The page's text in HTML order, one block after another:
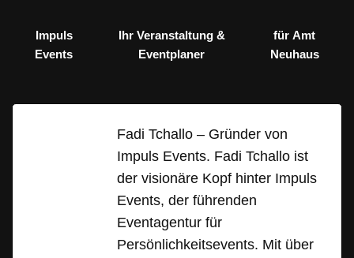
Impuls
Events
Ihr Veranstaltung &
Eventplaner
für Amt
Neuhaus
Fadi Tchallo – Gründer von
Impuls Events. Fadi Tchallo ist
der visionäre Kopf hinter Impuls
Events, der führenden
Eventagentur für
Persönlichkeitsevents. Mit über